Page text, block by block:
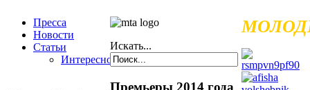
Пресса
Новости
Статьи
Интересное
Искать...
Премьеры 2014 года